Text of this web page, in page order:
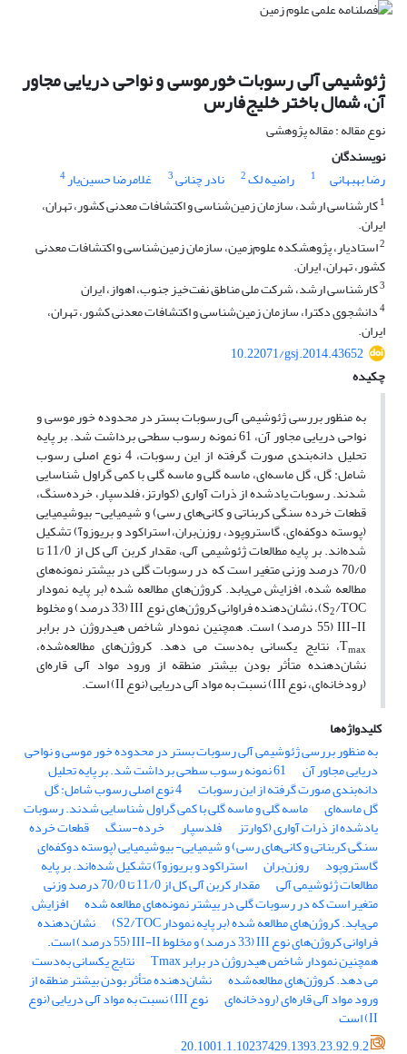
ژئوشیمی آلی رسوبات خورموسی و نواحی دریایی مجاور
آن، شمال باختر خلیج‌فارس
نوع مقاله : مقاله پژوهشی
نویسندگان
رضا بهبهانی
1 راضیه لک2 نادر چنانی3 غلامرضا حسین‌یار4
1کارشناسی ارشد، سازمان زمین‌شناسی و اکتشافات معدنی کشور، تهران،
ایران.
2استاد‌یار، پژوهشکده علوم‌زمین، سازمان زمین‌شناسی و اکتشافات معدنی
کشور، تهران، ایران.
3کارشناسی ارشد، شرکت ملی مناطق نفت‌خیز جنوب، اهواز، ایران
4دانشجوی دکترا، سازمان زمین‌شناسی و اکتشافات معدنی کشور، تهران،
ایران.
10.22071/gsj.2014.43652
چکیده
به منظور بررسی ژئوشیمی آلی رسوبات بستر در محدوده خور موسی و
نواحی دریایی مجاور آن، 61 نمونه رسوب سطحی برداشت شد. بر پایه
تحلیل دانه‌بندی صورت گرفته از این رسوبات، 4 نوع اصلی رسوب
شامل: گل، گل ماسه‌ای، ماسه گلی و ماسه گلی با کمی گراول شناسایی
شدند. رسوبات یاد‌شده از ذرات آواری (کوارتز، فلدسپار، خرده‌سنگ،
قطعات خرده ‌سنگی کربناتی و کانی‌های رسی) و شیمیایی- بیو‌شیمیایی
(پوسته دوکفه‌ای، گاستروپود، روزن‌بران، استراکود و بریوزوآ) تشکیل
شده‌اند. بر پایه مطالعات ژئوشیمی آلی، مقدار کربن آلی کل از 11/0 تا
70/0 درصد وزنی متغیر است که در رسوبات گلی در بیشتر نمونه‌های
مطالعه شده، افزایش می‌یابد. کروژن‌های مطالعه شده (بر پایه نمودار
S2 /TOC)، نشان‌دهنده فراوانی کروژن‌های نوع III (33 درصد) و مخلوط
III-II (55 درصد) است. همچنین نمودار شاخص هیدروژن در برابر
Tmax ، نتایج یکسانی به‌دست می دهد. کروژن‌‌های مطالعه‌شده،
نشان‌دهنده متأثر بودن بیشتر منطقه از ورود مواد آلی قاره‌ای
(رودخانه‌ای، نوع III) نسبت به مواد آلی دریایی (نوع II) است.
کلیدواژه‌ها
به منظور بررسی ژئوشیمی آلی رسوبات بستر در محدوده خور موسی و نواحی
دریایی مجاور آن 61 نمونه رسوب سطحی برداشت شد. بر پایه تحلیل
دانه‌بندی صورت گرفته از این رسوبات 4 نوع اصلی رسوب شامل: گل
گل ماسه‌ای ماسه گلی و ماسه گلی با کمی گراول شناسایی شدند. رسوبات
یاد‌شده از ذرات آواری (کوارتز فلدسپار خرده-سنگ قطعات خرده
‌سنگی کربناتی و کانی‌های رسی) و شیمیایی- بیو‌شیمیایی (پوسته دوکفه‌ای
گاستروپود روزن‌بران استراکود و بریوزوآ) تشکیل شده‌اند. بر پایه
مطالعات ژئوشیمی آلی مقدار کربن آلی کل از 11/0 تا 70/0 درصد وزنی
متغیر است که در رسوبات گلی در بیشتر نمونه‌های مطالعه شده افزایش
می‌یابد. کروژن‌های مطالعه شده (بر پایه نمودار S2/TOC) نشان‌دهنده
فراوانی کروژن‌های نوع III (33 درصد) و مخلوط III-II (55 درصد) است.
همچنین نمودار شاخص هیدروژن در برابر Tmax نتایج یکسانی به‌دست
می دهد. کروژن‌‌های مطالعه‌شده نشان‌دهنده متأثر بودن بیشتر منطقه از
ورود مواد آلی قاره‌ای (رودخانه‌ای نوع III) نسبت به مواد آلی دریایی (نوع
II) است
20.1001.1.10237429.1393.23.92.9.2